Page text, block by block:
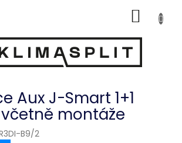
KOŠÍK
Aux J-Smart 1+1
včetně montáže
B9/2